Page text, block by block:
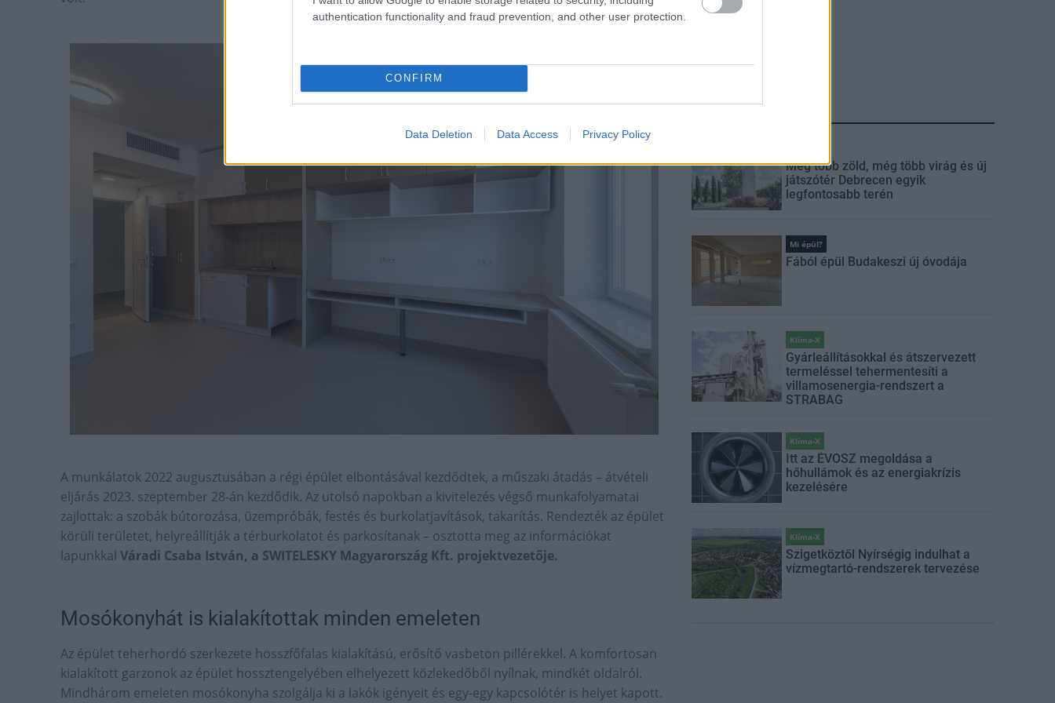
authentication functionality and fraud prevention, and other user protection.
CONFIRM
Data Deletion Data Access Privacy Policy
A munkálatok 2022 augusztusában a régi épület elbontásával kezdődtek, a műszaki átadás – átvételi
eljárás 2023. szeptember 28-án kezdődik. Az utolsó napokban a kivitelezés végső munkafolyamatai
zajlottak: a szobák bútorozása, üzempróbák, festés és burkolatjavítások, takarítás. Rendezték az épület
körüli területet, helyreállítják a térburkolatot és parkosítanak – osztotta meg az információkat
lapunkkal Váradi Csaba István, a SWITELESKY Magyarország Kft. projektvezetője.
Mosókonyhát is kialakítottak minden emeleten
Az épület teherhordó szerkezete hosszfőfalas kialakítású, erősítő vasbeton pillérekkel. A komfortosan
kialakított garzonok az épület hossztengelyében elhelyezett közlekedőből nyílnak, mindkét oldalról.
Mindhárom emeleten mosókonyha szolgálja ki a lakók igényeit és egy-egy kapcsolótér is helyet kapott.
Még több zöld, még több virág és új
játszótér Debrecen egyik
legfontosabb terén
Mi épül?
Fából épül Budakeszi új óvodája
Klíma-X
Gyárleállításokkal és átszervezett
termeléssel tehermentesíti a
villamosenergia-rendszert a
STRABAG
Klíma-X
Itt az ÉVOSZ megoldása a
hőhullámok és az energiakrízis
kezelésére
Klíma-X
Szigetköztől Nyírségig indulhat a
vízmegtartó-rendszerek tervezése